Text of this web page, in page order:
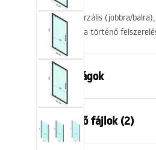
Az ajtó univerzális (jobbra/
zuhanytálcára történő
Tulajdonságok
Méret (ajtó x fal)
Letöltendő fájlok (2)